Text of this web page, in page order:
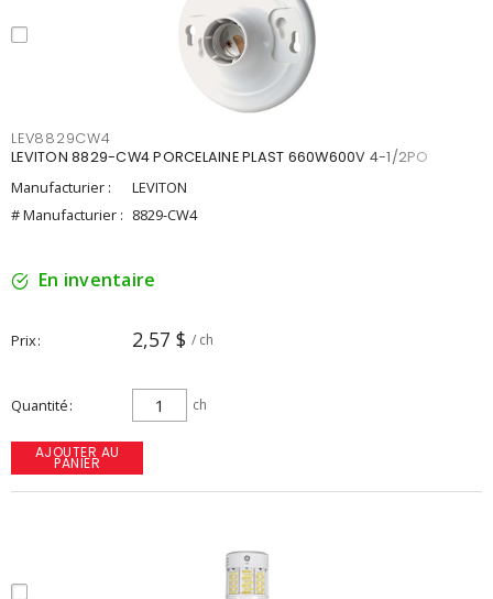
LEV8829CW4
LEVITON 8829-CW4 PORCELAINE PLAST 660W600V 4-1/2PO
Manufacturier :
LEVITON
# Manufacturier : 8829-CW4
En inventaire
Prix 2,57 $ / ch
Quantité ch
AJOUTER AU
PANIER